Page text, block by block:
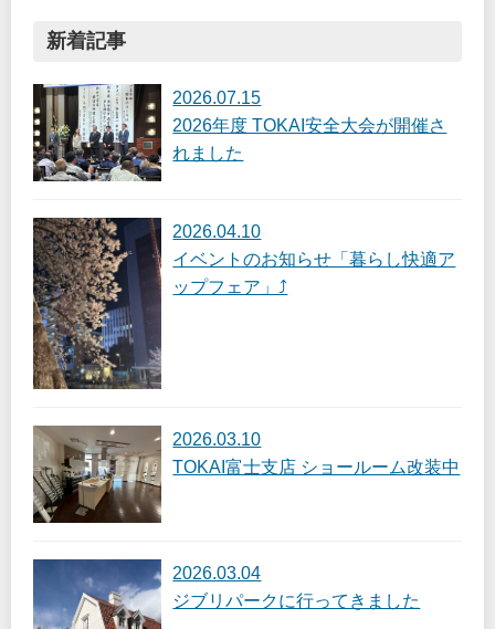
新着記事
2026.07.15
2026年度 TOKAI安全大会が開催さ
れました
2026.04.10
イベントのお知らせ「暮らし快適ア
ップフェア」⤴
2026.03.10
TOKAI富士支店 ショールーム改装中
2026.03.04
ジブリパークに行ってきました